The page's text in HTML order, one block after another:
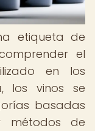
etiqueta de
el
en los
los vinos se
basadas
métodos de